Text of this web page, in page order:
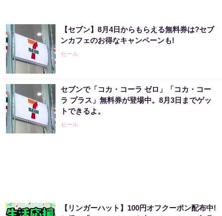
【セブン】8月4日からもらえる無料券は?セブ
ンカフェのお得なキャンペーンも!
セール
セブンで「コカ・コーラ ゼロ」「コカ・コー
ラ プラス」無料券が登場中。8月3日までゲッ
トできるよ。
セール
【リンガーハット】100円オフクーポン配布中!